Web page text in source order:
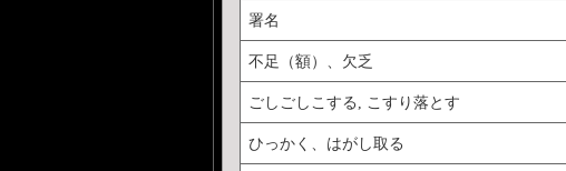
署名
不足（額）、欠乏
ごしごしこする, こすり落とす
ひっかく、はがし取る